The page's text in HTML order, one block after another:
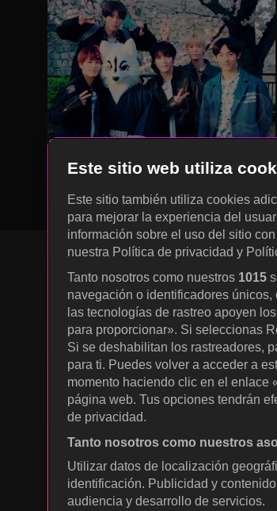
KOCOWA+
© 2026 KOCOWA+.
reservados.
Este sitio web utiliza
Este sitio también utiliza cookies
para mejorar la experiencia del
información sobre el uso del sitio
nuestra Política de privacidad y
Tanto nosotros como nuestros 1015
navegación o identificadores
las tecnologías de rastreo apoyen
para proporcionar». Si seleccionas
Si se deshabilitan los rastreadores,
para ti. Puedes volver a acceder a
momento haciendo clic en el enlace
página web. Tus opciones tendrán
de privacidad.
Tanto nosotros como nuestros
Utilizar datos de localización
identificación. Publicidad y
audiencia y desarrollo de servicios.